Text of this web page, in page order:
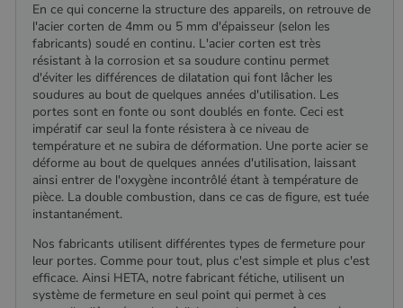
En ce qui concerne la structure des appareils, on retrouve de
l'acier corten de 4mm ou 5 mm d'épaisseur (selon les
fabricants) soudé en continu. L'acier corten est très
résistant à la corrosion et sa soudure continu permet
d'éviter les différences de dilatation qui font lâcher les
soudures au bout de quelques années d'utilisation. Les
portes sont en fonte ou sont doublés en fonte. Ceci est
impératif car seul la fonte résistera à ce niveau de
température et ne subira de déformation. Une porte acier se
déforme au bout de quelques années d'utilisation, laissant
ainsi entrer de l'oxygène incontrôlé étant à température de
pièce. La double combustion, dans ce cas de figure, est tuée
instantanément.
Nos fabricants utilisent différentes types de fermeture pour
leur portes. Comme pour tout, plus c'est simple et plus c'est
efficace. Ainsi HETA, notre fabricant fétiche, utilisent un
système de fermeture en seul point qui permet à ces
CookieScriptConsent
CookieScript
www.poelesabois.com
Google Privacy
Policy